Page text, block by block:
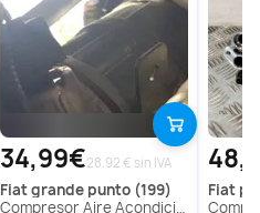
34,99€28.92 € sin IVA
fiatgrande punto (199)
Compresor Aire Acondicionado Para Fiat Grande Punto
fiat
Compresor